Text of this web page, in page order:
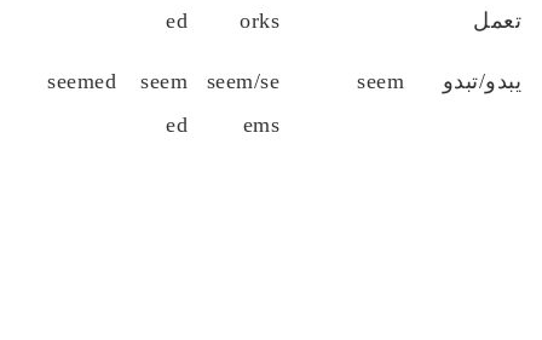
تعمل
orks
ed
يبدو/تبدو seem
seem/se
ems
seem
ed
seemed